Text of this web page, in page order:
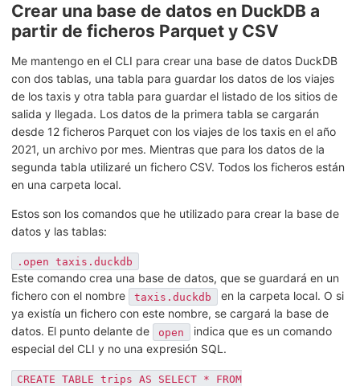
Crear una base de datos en DuckDB a
partir de ficheros Parquet y CSV
Me mantengo en el CLI para crear una base de datos DuckDB
con dos tablas, una tabla para guardar los datos de los viajes
de los taxis y otra tabla para guardar el listado de los sitios de
salida y llegada. Los datos de la primera tabla se cargarán
desde 12 ficheros Parquet con los viajes de los taxis en el año
2021, un archivo por mes. Mientras que para los datos de la
segunda tabla utilizaré un fichero CSV. Todos los ficheros están
en una carpeta local.
Estos son los comandos que he utilizado para crear la base de
datos y las tablas:
.open taxis.duckdb
Este comando crea una base de datos, que se guardará en un
fichero con el nombre
taxis.duckdb
en la carpeta local. O si
ya existía un fichero con este nombre, se cargará la base de
datos. El punto delante de
open
indica que es un comando
especial del CLI y no una expresión SQL.
CREATE TABLE trips AS SELECT * FROM